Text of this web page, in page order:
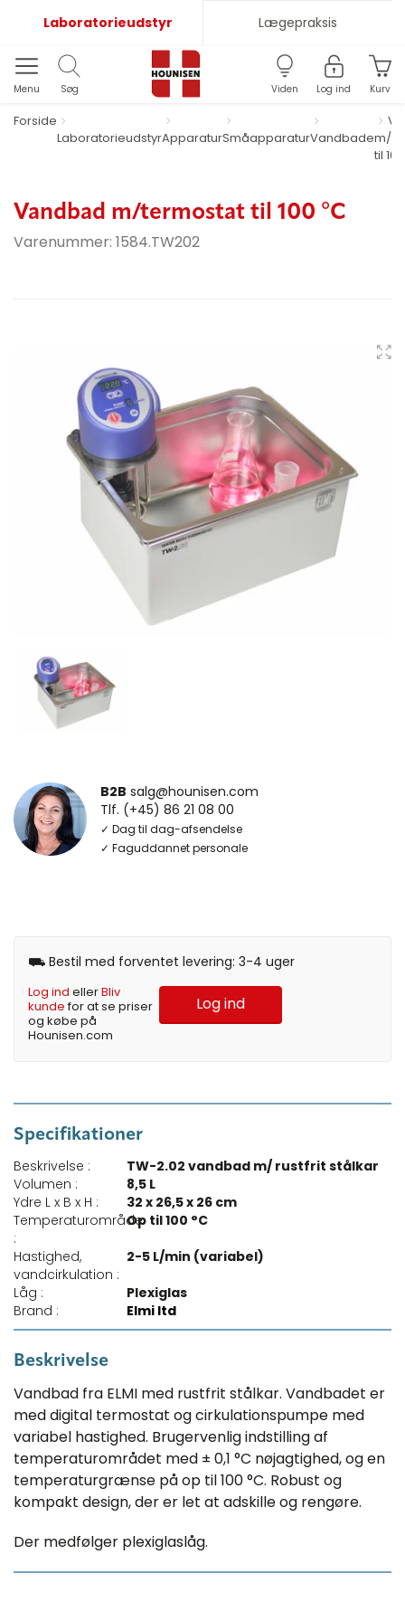
Laboratorieudstyr Lægepraksis
Menu Søg Viden Log ind Kurv
Forside
LaboratorieudstyrApparaturSmåapparaturVandbadem/
til
Vandbad m/termostat til 100 °C
Varenummer: 1584.TW202
B2B salg@hounisen.com
Tlf. (+45) 86 21 08 00
✓ Dag til dag-afsendelse
✓ Faguddannet personale
⛟ Bestil med forventet levering: 3-4 uger
Log ind ellerBliv
kundefor at se priser
og købe på
Hounisen.com
Log ind
Specifikationer
Beskrivelse :
TW-2.02 vandbad m/ rustfrit stålkar
Volumen :
8,5 L
Ydre L x B x H :
32 x 26,5 x 26 cm
Temperaturområde
:
Op til 100 °C
Hastighed,
vandcirkulation :
2-5 L/min (variabel)
Låg :
Plexiglas
Brand :
Elmi ltd
Beskrivelse
Vandbad fra ELMI med rustfrit stålkar. Vandbadet er
med digital termostat og cirkulationspumpe med
variabel hastighed. Brugervenlig indstilling af
temperaturområdet med ± 0,1 °C nøjagtighed, og en
temperaturgrænse på op til 100 °C. Robust og
kompakt design, der er let at adskille og rengøre.
Der medfølger plexiglaslåg.